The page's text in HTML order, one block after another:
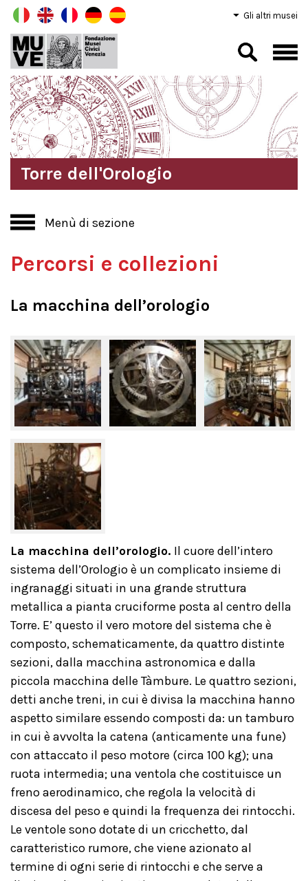
Gli altri musei
Torre dell'Orologio
Menù di sezione
Percorsi e collezioni
La macchina dell’orologio
La macchina dell’orologio. Il cuore dell’intero
sistema dell’Orologio è un complicato insieme di
ingranaggi situati in una grande struttura
metallica a pianta cruciforme posta al centro della
Torre. E’ questo il vero motore del sistema che è
composto, schematicamente, da quattro distinte
sezioni, dalla macchina astronomica e dalla
piccola macchina delle Tàmbure. Le quattro sezioni,
detti anche treni, in cui è divisa la macchina hanno
aspetto similare essendo composti da: un tamburo
in cui è avvolta la catena (anticamente una fune)
con attaccato il peso motore (circa 100 kg); una
ruota intermedia; una ventola che costituisce un
freno aerodinamico, che regola la velocità di
discesa del peso e quindi la frequenza dei rintocchi.
Le ventole sono dotate di un cricchetto, dal
caratteristico rumore, che viene azionato al
termine di ogni serie di rintocchi e che serve a